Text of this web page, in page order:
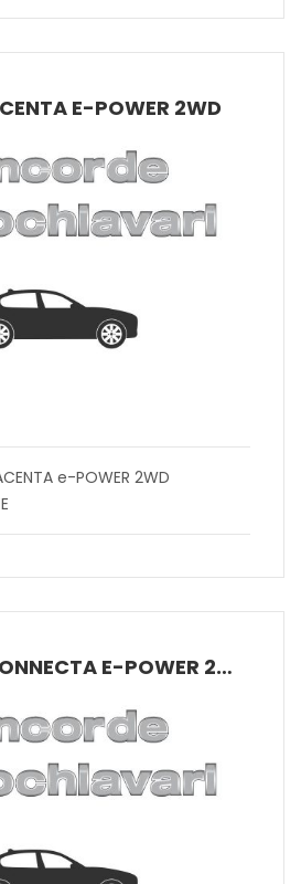
E-POWER 2WD
e-POWER 2WD
QASHQAI N-CONNECTA E-POWER 2WD